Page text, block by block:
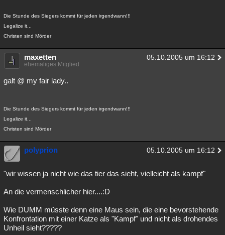
Die Stunde des Siegers kommt für jeden irgendwann!!!
Legalize it...
Christen sind Mörder
maxetten 05.10.2005 um 16:12
ehemaliges Mitglied
galt @ my fair lady..
Die Stunde des Siegers kommt für jeden irgendwann!!!
Legalize it...
Christen sind Mörder
polyprion 05.10.2005 um 16:12
"wir wissen ja nicht wie das tier das sieht, vielleicht als kampf"
An die vermenschlicher hier....:D
Wie DUMM müsste denn eine Maus sein, die eine bevorstehende
Konfrontation mit einer Katze als "Kampf" und nicht als drohendes
Unheil sieht?????